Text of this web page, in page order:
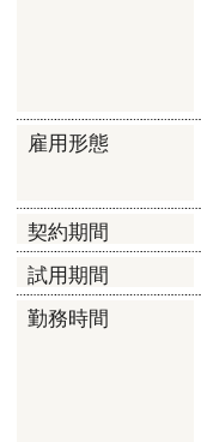
雇用形態
契約期間
試用期間
勤務時間